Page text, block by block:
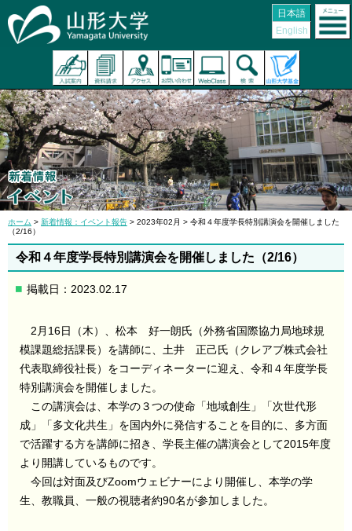
日本語
English
ホーム > 新着情報：イベント報告 > 2023年02月 > 令和４年度学長特別講演会を開催しました
（2/16）
令和４年度学長特別講演会を開催しました（2/16）
掲載日：2023.02.17
2月16日（木）、松本 好一朗氏（外務省国際協力局地球規
模課題総括課長）を講師に、土井 正己氏（クレアブ株式会社
代表取締役社長）をコーディネーターに迎え、令和４年度学長
特別講演会を開催しました。
この講演会は、本学の３つの使命「地域創生」「次世代形
成」「多文化共生」を国内外に発信することを目的に、多方面
で活躍する方を講師に招き、学長主催の講演会として2015年度
より開講しているものです。
今回は対面及びZoomウェビナーにより開催し、本学の学
生、教職員、一般の視聴者約90名が参加しました。